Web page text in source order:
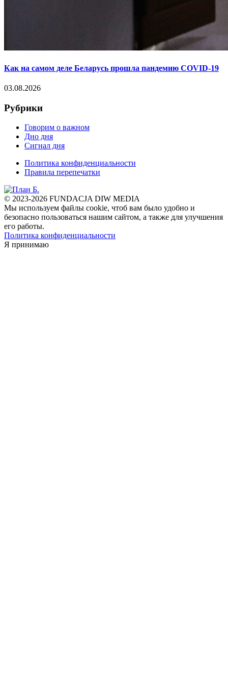
Как на самом деле Беларусь прошла пандемию COVID-19
03.08.2026
Рубрики
Говорим о важном
Дно дня
Сигнал дня
Политика конфиденциальности
Правила перепечатки
© 2023-2026 FUNDACJA DIW MEDIA
Мы используем файлы cookie, чтоб вам было удобно и
безопасно пользоваться нашим сайтом, а также для улучшения
его работы.
Политика конфиденциальности
Я принимаю